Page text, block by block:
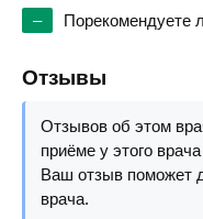
–
Порекомендуете
Отзывы
Отзывов об этом
приёме у этого
Ваш отзыв поможет
врача.